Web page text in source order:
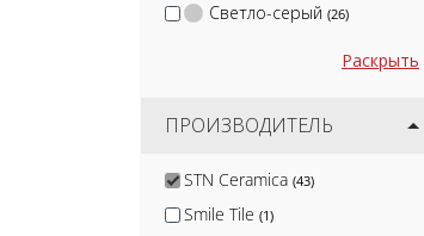
Светло-серый (26)
Раскрыть
ПРОИЗВОДИТЕЛЬ
STN Ceramica (43)
Smile Tile (1)